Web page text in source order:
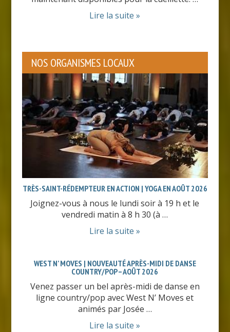
Lire la suite »
NOS ORGANISMES LOCAUX
TRÈS-SAINT-RÉDEMPTEUR EN ACTION | YOGA EN AOÛT 2026
Joignez-vous à nous le lundi soir à 19 h et le
vendredi matin à 8 h 30 (à …
Lire la suite »
WEST N’ MOVES | NOUVEAUTÉ APRÈS-MIDI DE DANSE
COUNTRY/POP – AOÛT 2026
Venez passer un bel après-midi de danse en
ligne country/pop avec West N’ Moves et
animés par Josée …
Lire la suite »